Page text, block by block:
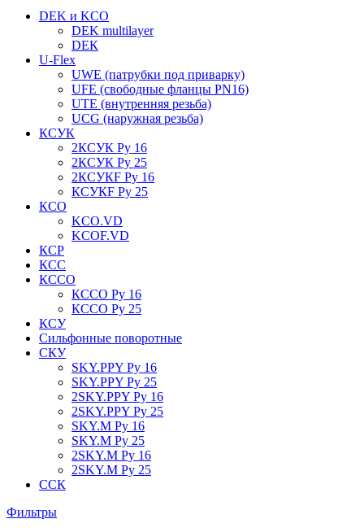
DEK и KCO
DEK multilayer
DЕК
U-Flex
UWE (патрубки под приварку)
UFE (свободные фланцы PN16)
UTE (внутренняя резьба)
UCG (наружная резьба)
КСУК
2КСУК Ру 16
2КСУК Ру 25
2КСУКF Ру 16
КСУКF Ру 25
КСО
KCO.VD
KCOF.VD
КСР
КСС
КССО
КССО Ру 16
КССО Ру 25
КСУ
Сильфонные поворотные
СКУ
SKY.PPY Ру 16
SKY.PPY Ру 25
2SKY.PPY Ру 16
2SKY.PPY Ру 25
SKY.M Ру 16
SKY.M Ру 25
2SKY.M Ру 16
2SKY.M Ру 25
ССК
Фильтры